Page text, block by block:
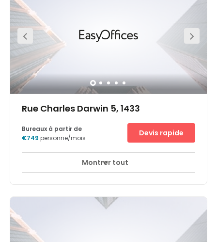
Ihres Standortes in Luxemburg zu den unmittelbar
benachbarten Ländern Deutschland, Belgien und
Frankreich, sowie hervorragende Verkehrsanbindungen
zu Autobahnen sind starke Trümpfe für die internationale
Entwicklung Ihres Unternehmens.
Rue Charles Darwin 5, 1433
Bureaux à partir de
€749 personne/mois
Devis rapide
Montrer tout